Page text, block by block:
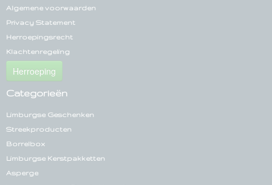
Algemene voorwaarden
Privacy Statement
Herroepingsrecht
Klachtenregeling
Herroeping
Categorieën
Limburgse Geschenken
Streekproducten
Borrelbox
Limburgse Kerstpakketten
Asperge